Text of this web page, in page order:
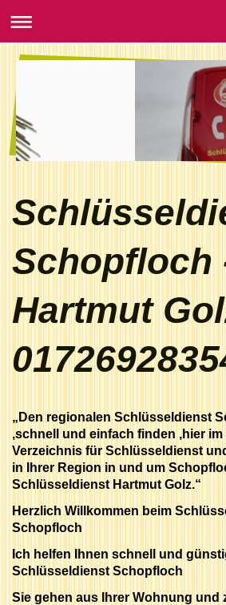
Schopfloch
Hartmut
„Den regionalen Schlüsseldienst
,schnell und einfach finden ,hier
Verzeichnis für Schlüsseldienst
in Ihrer Region in und um
Schlüsseldienst Hartmut Golz.“
Herzlich Willkommen beim
Schopfloch
Ich helfen Ihnen schnell und
Schlüsseldienst Schopfloch
Sie gehen aus Ihrer Wohnung und